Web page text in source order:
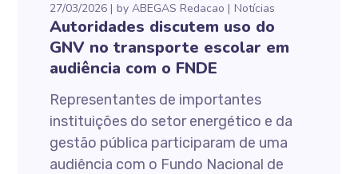
27/03/2026 byABEGAS Redacao Notícias
Autoridades discutem uso do
GNV no transporte escolar em
audiência com o FNDE
Representantes de importantes
instituições do setor energético e da
gestão pública participaram de uma
audiência com o Fundo Nacional de